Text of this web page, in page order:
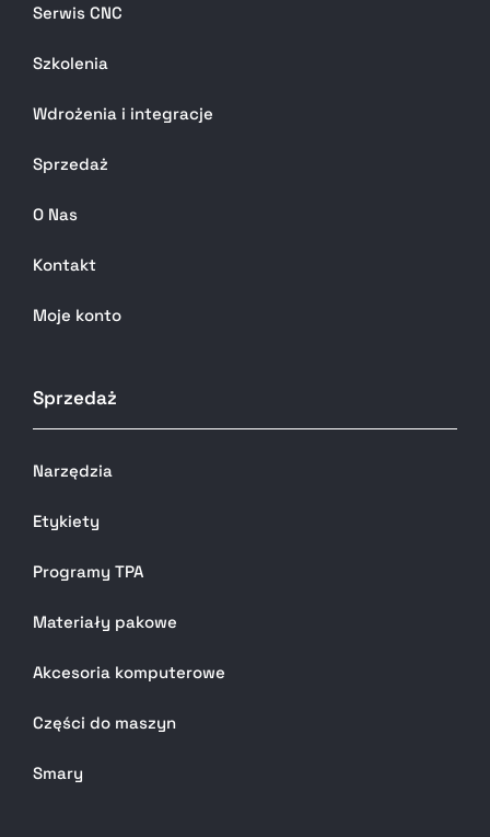
Serwis CNC
Szkolenia
Wdrożenia i integracje
Sprzedaż
O Nas
Kontakt
Moje konto
Sprzedaż
Narzędzia
Etykiety
Programy TPA
Materiały pakowe
Akcesoria komputerowe
Części do maszyn
Smary